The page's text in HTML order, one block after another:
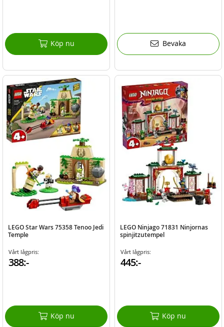
Köp nu Bevaka
LEGO Star Wars 75358 Tenoo Jedi
Temple
Vårt lågpris:
388:-
Köp nu
LEGO Ninjago 71831 Ninjornas
spinjitzutempel
Vårt lågpris:
445:-
Köp nu